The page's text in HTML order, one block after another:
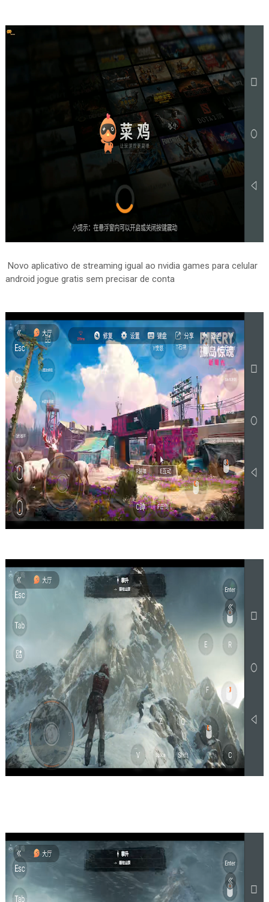
Novo aplicativo de streaming igual ao nvidia games para celular
android jogue gratis sem precisar de conta